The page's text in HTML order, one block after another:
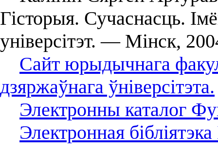
Гісторыя. Сучаснасць.
універсітэт. — Мінск,
Сайт юрыдычнага
дзяржаўнага ўніверсітэта.
Электронны каталог
Электронная